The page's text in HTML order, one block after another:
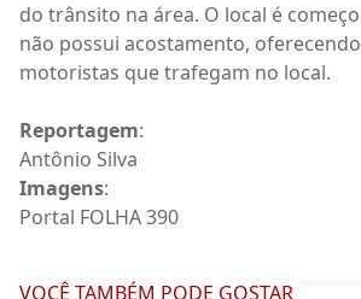
do trânsito na área. O local é
não possui acostamento,
motoristas que trafegam no local.
Reportagem:
Antônio Silva
Imagens:
Portal FOLHA 390
VOCÊ TAMBÉM PODE GOSTAR